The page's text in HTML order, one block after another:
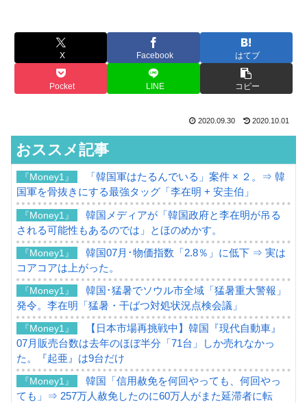
X Facebook はてブ
Pocket LINE コピー
2020.09.30 2020.10.01
おススメ記事
『Money1』
「韓国軍はたるんでいる」案件 × ２。⇒ 韓
国軍を骨抜きにする最強タッグ「李在明 + 安圭伯」
『Money1』
韓国メディアが「韓国政府と李在明が吊る
される可能性もあるのでは」とほのめかす。
『Money1』
韓国07月･物価指数「2.8％」に低下 ⇒ 実は
コアコアは上がった。
『Money1』
韓国･猛暑でソウル市全域「猛暑重大警報」
発令。李在明「猛暑・干ばつ対処状況点検会議」
『Money1』
【日本市場再挑戦中】韓国『現代自動車』
07月販売台数は去年のほぼ半分「71台」しか売れなかっ
た。『起亜』は9台だけ
『Money1』
韓国「信用赦免を何回やっても、何回やっ
ても」⇒ 257万人赦免したのに60万人がまた延滞者に転